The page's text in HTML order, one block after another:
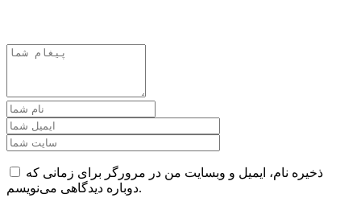
ذخیره نام، ایمیل و وبسایت من در مرورگر برای زمانی که
دوباره دیدگاهی می‌نویسم.